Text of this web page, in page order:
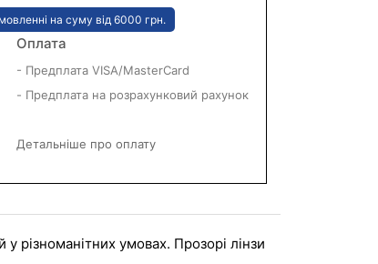
на суму від 6000 грн.
Оплата
- Предплата VISA/MasterCard
- Предплата на розрахунковий рахунок
Детальніше про оплату
різноманітних умовах. Прозорі лінзи